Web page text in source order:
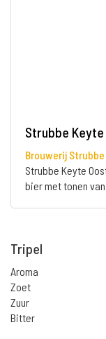
Strubbe
Brouwerij Strubbe
Strubbe Keyte
bier met tonen
Tripel
Aroma
Zoet
Zuur
Bitter